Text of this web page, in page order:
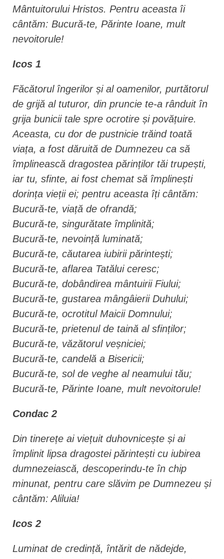
Mântuitorului Hristos. Pentru aceasta îi
cântăm: Bucură-te, Părinte Ioane, mult
nevoitorule!
Icos 1
Făcătorul îngerilor și al oamenilor, purtătorul
de grijă al tuturor, din pruncie te-a rânduit în
grija bunicii tale spre ocrotire și povățuire.
Aceasta, cu dor de pustnicie trăind toată
viața, a fost dăruită de Dumnezeu ca să
împlinească dragostea părinților tăi trupești,
iar tu, sfinte, ai fost chemat să împlinești
dorința vieții ei; pentru aceasta îți cântăm:
Bucură-te, viață de ofrandă;
Bucură-te, singurătate împlinită;
Bucură-te, nevoință luminată;
Bucură-te, căutarea iubirii părintești;
Bucură-te, aflarea Tatălui ceresc;
Bucură-te, dobândirea mântuirii Fiului;
Bucură-te, gustarea mângâierii Duhului;
Bucură-te, ocrotitul Maicii Domnului;
Bucură-te, prietenul de taină al sfinților;
Bucură-te, văzătorul veșniciei;
Bucură-te, candelă a Bisericii;
Bucură-te, sol de veghe al neamului tău;
Bucură-te, Părinte Ioane, mult nevoitorule!
Condac 2
Din tinerețe ai viețuit duhovnicește și ai
împlinit lipsa dragostei părintești cu iubirea
dumnezeiască, descoperindu-te în chip
minunat, pentru care slăvim pe Dumnezeu și
cântăm: Aliluia!
Icos 2
Luminat de credință, întărit de nădejde,